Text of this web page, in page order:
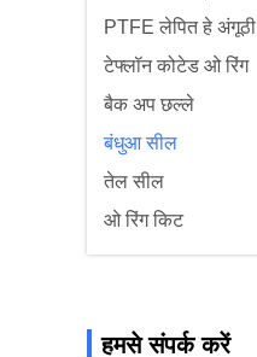
PTFE लेपित हे अंगूठी
टेफ्लॉन कोटेड ओ रिंग
बैक अप छल्ले
बंधुआ सील
तेल सील
ओ रिंग किट
हमसे संपर्क करें